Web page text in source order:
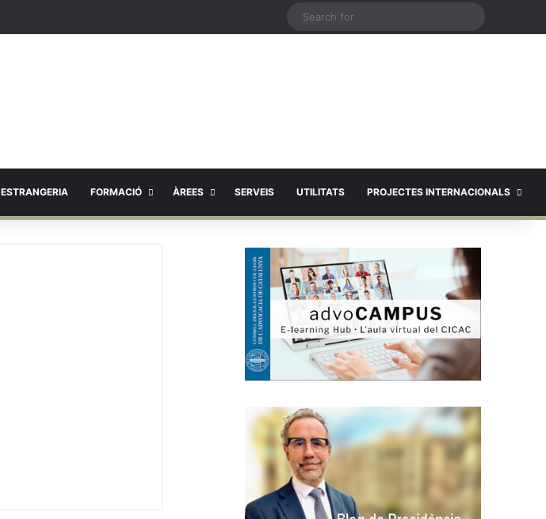
ESTRANGERIA FORMACIÓ ÀREES SERVEIS UTILITATS PROJECTES INTERNACIONALS